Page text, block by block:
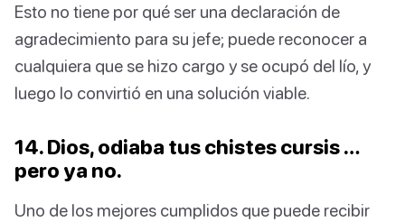
Esto no tiene por qué ser una declaración de
agradecimiento para su jefe; puede reconocer a
cualquiera que se hizo cargo y se ocupó del lío, y
luego lo convirtió en una solución viable.
14. Dios, odiaba tus chistes cursis …
pero ya no.
Uno de los mejores cumplidos que puede recibir